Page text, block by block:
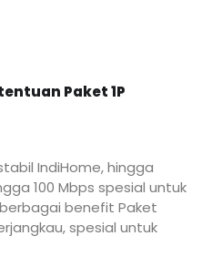
Paket 1P
IndiHome, hingga
100 Mbps spesial untuk
benefit Paket
spesial untuk